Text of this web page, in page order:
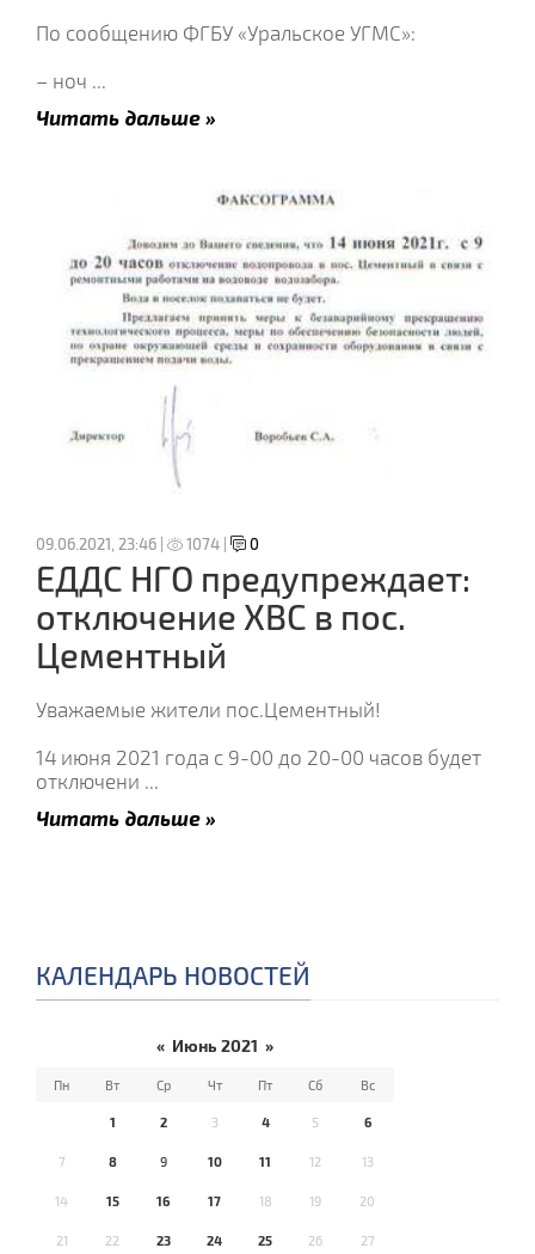
По сообщению ФГБУ «Уральское УГМС»:
– ноч ...
Читать дальше »
09.06.2021, 23:46 | 1074 | 0
ЕДДС НГО предупреждает:
отключение ХВС в пос.
Цементный
Уважаемые жители пос.Цементный!
14 июня 2021 года с 9-00 до 20-00 часов будет
отключени ...
Читать дальше »
КАЛЕНДАРЬ НОВОСТЕЙ
« Июнь 2021 »
Пн Вт Ср Чт Пт Сб Вс
1 2 3 4 5 6
7 8 9 10 11 12 13
14 15 16 17 18 19 20
21 22 23 24 25 26 27